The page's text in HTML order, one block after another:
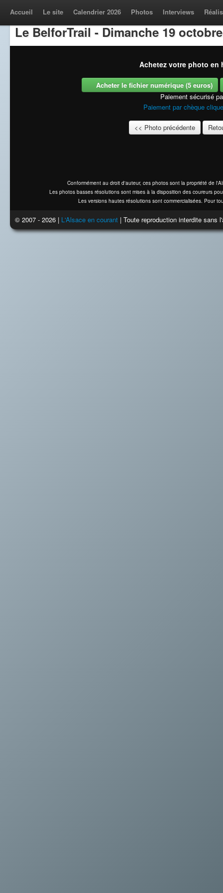
Accueil Le site Calendrier 2026 Photos Interviews
Le BelforTrail - Dimanche 19
Achetez votre photo en
Acheter le fichier numérique (5 euros)
Paiement sécurisé
Paiement par chèque
<< Photo précédente
Conformément au droit d'auteur, ces photos sont la propriété de
Les photos basses résolutions sont mises à la disposition des coureurs
Les versions hautes résolutions sont commercialisées. Pour
© 2007 - 2026 | L'Alsace en courant | Toute reproduction interdite sans